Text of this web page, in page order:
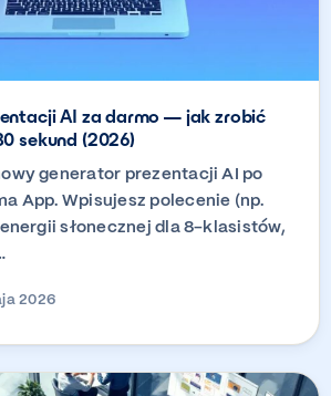
AI za darmo — jak zrobić
sekund (2026)
generator prezentacji AI po
App. Wpisujesz polecenie (np.
słonecznej dla 8-klasistów,
2026